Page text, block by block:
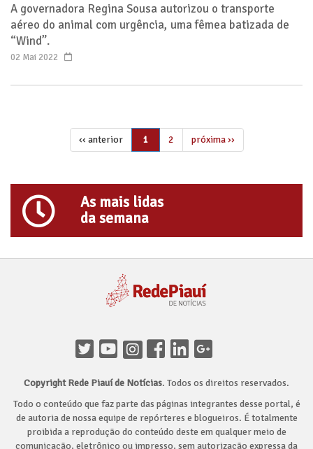
A governadora Regina Sousa autorizou o transporte
aéreo do animal com urgência, uma fêmea batizada de
“Wind”.
02 Mai 2022
‹‹ anterior 1 2 próxima ››
As mais lidas
da semana
Copyright Rede Piauí de Notícias. Todos os direitos reservados.
Todo o conteúdo que faz parte das páginas integrantes desse portal, é
de autoria de nossa equipe de repórteres e blogueiros. É totalmente
proibida a reprodução do conteúdo deste em qualquer meio de
comunicação, eletrônico ou impresso, sem autorização expressa da